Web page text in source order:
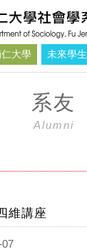
大學 未來學生
系友
Alumni
維講座